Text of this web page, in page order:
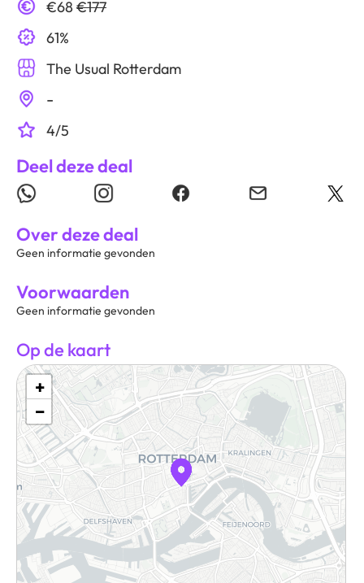
€68 €177
61%
The Usual Rotterdam
-
4/5
Deel deze deal
Over deze deal
Geen informatie gevonden
Voorwaarden
Geen informatie gevonden
Op de kaart
+
−